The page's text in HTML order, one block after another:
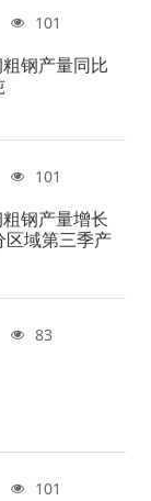
101
钢产量同比
101
钢产量增长
区域第三季产
83
101